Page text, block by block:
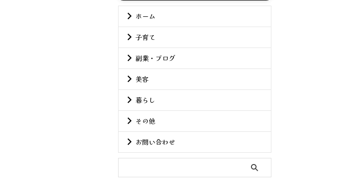
ホーム
子育て
副業・ブログ
美容
暮らし
その他
お問い合わせ